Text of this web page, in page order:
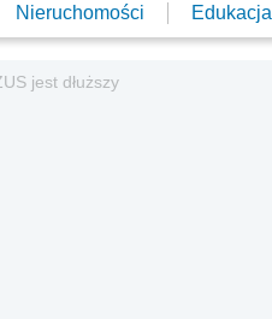
Nieruchomości Edukacja
jest dłuższy